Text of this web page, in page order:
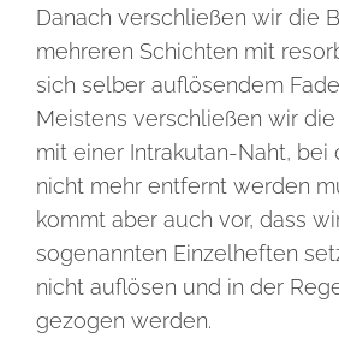
Danach verschließen wir die
mehreren Schichten mit
sich selber auflösendem
Meistens verschließen wir
mit einer Intrakutan-Naht, bei
nicht mehr entfernt werden
kommt aber auch vor, dass
sogenannten Einzelheften
nicht auflösen und in der
gezogen werden.